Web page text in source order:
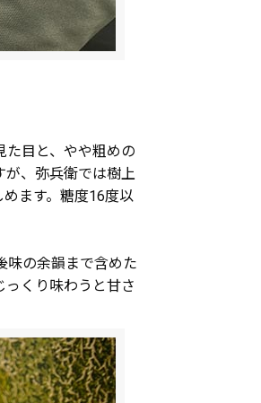
た目と、やや粗めの
が、弥兵衛では樹上
ます。糖度16度以
味の余韻まで含めた
っくり味わうと甘さ